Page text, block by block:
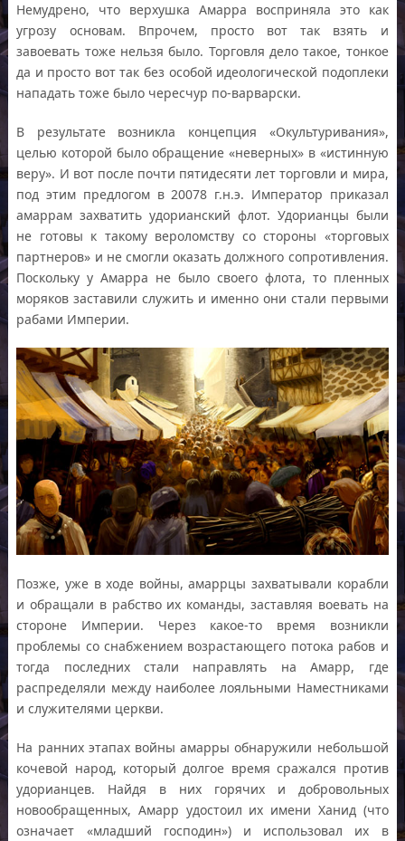
Немудрено, что верхушка Амарра восприняла это как
угрозу основам. Впрочем, просто вот так взять и
завоевать тоже нельзя было. Торговля дело такое, тонкое
да и просто вот так без особой идеологической подоплеки
нападать тоже было чересчур по-варварски.
В результате возникла концепция «Окультуривания»,
целью которой было обращение «неверных» в «истинную
веру». И вот после почти пятидесяти лет торговли и мира,
под этим предлогом в 20078 г.н.э. Император приказал
амаррам захватить удорианский флот. Удорианцы были
не готовы к такому вероломству со стороны «торговых
партнеров» и не смогли оказать должного сопротивления.
Поскольку у Амарра не было своего флота, то пленных
моряков заставили служить и именно они стали первыми
рабами Империи.
Позже, уже в ходе войны, амаррцы захватывали корабли
и обращали в рабство их команды, заставляя воевать на
стороне Империи. Через какое-то время возникли
проблемы со снабжением возрастающего потока рабов и
тогда последних стали направлять на Амарр, где
распределяли между наиболее лояльными Наместниками
и служителями церкви.
На ранних этапах войны амарры обнаружили небольшой
кочевой народ, который долгое время сражался против
удорианцев. Найдя в них горячих и добровольных
новообращенных, Амарр удостоил их имени Ханид (что
означает «младший господин») и использовал их в